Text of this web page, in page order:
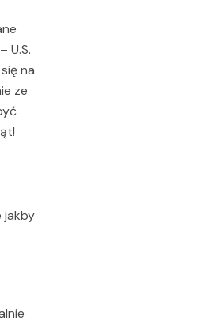
U.S.
na
ze
jakby